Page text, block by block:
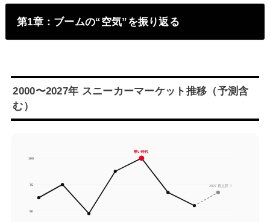
第1章：ブームの“空気”を振り返る
2000〜2027年 スニーカーマーケット推移（予測含
む）
熱い時代
2027 再上昇？
100
75
50